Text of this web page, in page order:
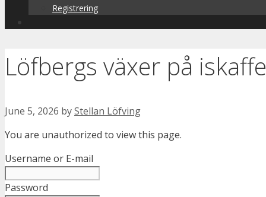
Registrering
Löfbergs växer på iskaffe
June 5, 2026 byStellan Löfving
You are unauthorized to view this page.
Username or E-mail
Password